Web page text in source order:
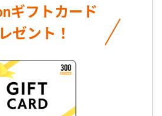
ギフトカード
ゼント！